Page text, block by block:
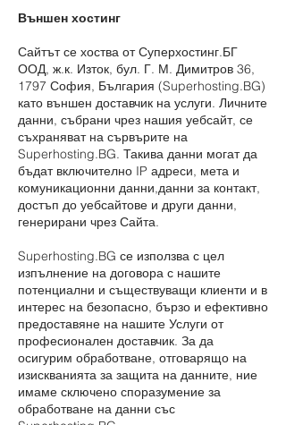
Външен хостинг
Сайтът се хоства от Суперхостинг.БГ
ООД, ж.к. Изток, бул. Г. М. Димитров 36,
1797 София, България (Superhosting.BG)
като външен доставчик на услуги. Личните
данни, събрани чрез нашия уебсайт, се
съхраняват на сървърите на
Superhosting.BG. Такива данни могат да
бъдат включително IP адреси, мета и
комуникационни данни,данни за контакт,
достъп до уебсайтове и други данни,
генерирани чрез Сайта.
Superhosting.BG се използва с цел
изпълнение на договора с нашите
потенциални и съществуващи клиенти и в
интерес на безопасно, бързо и ефективно
предоставяне на нашите Услуги от
професионален доставчик. За да
осигурим обработване, отговарящо на
изискванията за защита на данните, ние
имаме сключено споразумение за
обработване на данни със